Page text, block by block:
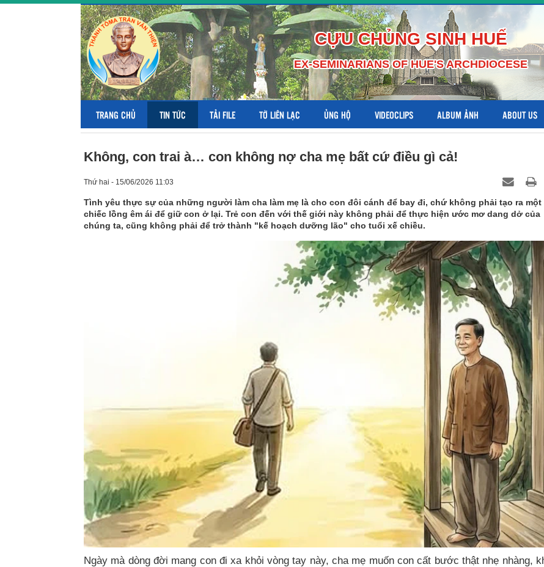
CỰU CHỦNG SINH HUẾ
EX-SEMINARIANS OF HUE'S ARCHDIOCESE
TRANG CHỦ TIN TỨC TẢI FILE TỜ LIÊN LẠC ỦNG HỘ VIDEOCLIPS ALBUM ẢNH ABOUT US
Không, con trai à… con không nợ cha mẹ bất cứ điều gì cả!
Thứ hai - 15/06/2026 11:03
Tình yêu thực sự của những người làm cha làm mẹ là cho con đôi cánh để bay đi, chứ không phải tạo ra một
chiếc lồng êm ái để giữ con ở lại. Trẻ con đến với thế giới này không phải để thực hiện ước mơ dang dở của
chúng ta, cũng không phải để trở thành "kế hoạch dưỡng lão" cho tuổi xế chiều.
Ngày mà dòng đời mang con đi xa khỏi vòng tay này, cha mẹ muốn con cất bước thật nhẹ nhàng,